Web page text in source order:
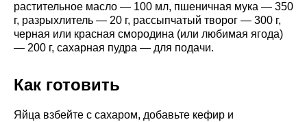
растительное масло — 100 мл, пшеничная мука — 350
г, разрыхлитель — 20 г, рассыпчатый творог — 300 г,
черная или красная смородина (или любимая ягода)
— 200 г, сахарная пудра — для подачи.
Как готовить
Яйца взбейте с сахаром, добавьте кефир и